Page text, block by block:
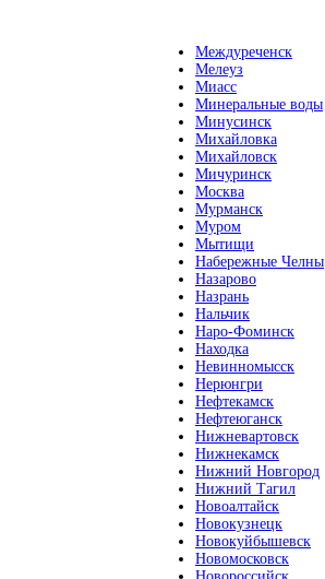
Междуреченск
Мелеуз
Миасс
Минеральные воды
Минусинск
Михайловка
Михайловск
Мичуринск
Москва
Мурманск
Муром
Мытищи
Набережные Челны
Назарово
Назрань
Нальчик
Наро-Фоминск
Находка
Невинномысск
Нерюнгри
Нефтекамск
Нефтеюганск
Нижневартовск
Нижнекамск
Нижний Новгород
Нижний Тагил
Новоалтайск
Новокузнецк
Новокуйбышевск
Новомосковск